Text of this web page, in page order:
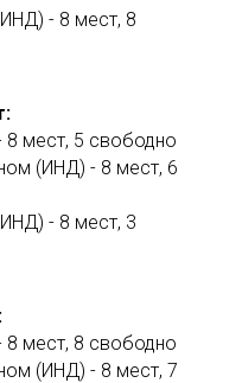
- 8 мест, 8
8 мест, 5 свободно
(ИНД) - 8 мест, 6
- 8 мест, 3
8 мест, 8 свободно
(ИНД) - 8 мест, 7